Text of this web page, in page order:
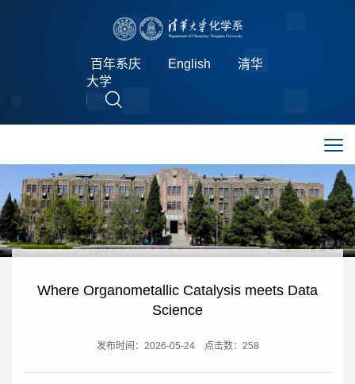
百年系庆 English
清华
大学
Where Organometallic Catalysis meets Data
Science
发布时间：2026-05-24点击数： 258